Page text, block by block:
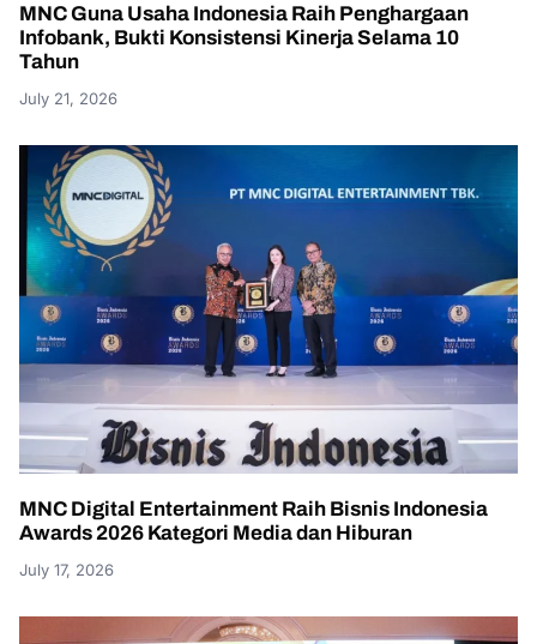
MNC Guna Usaha Indonesia Raih Penghargaan
Infobank, Bukti Konsistensi Kinerja Selama 10
Tahun
July 21, 2026
MNC Digital Entertainment Raih Bisnis Indonesia
Awards 2026 Kategori Media dan Hiburan
July 17, 2026